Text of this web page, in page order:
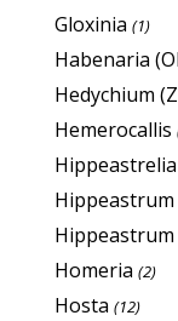
Gloxinia (1)
Habenaria
Hedychium
Hemerocallis
Hippeastrelia
Hippeastrum
Homeria (2)
Hosta (12)